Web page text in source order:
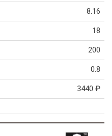
8.16
18
200
0.8
3440 ₽